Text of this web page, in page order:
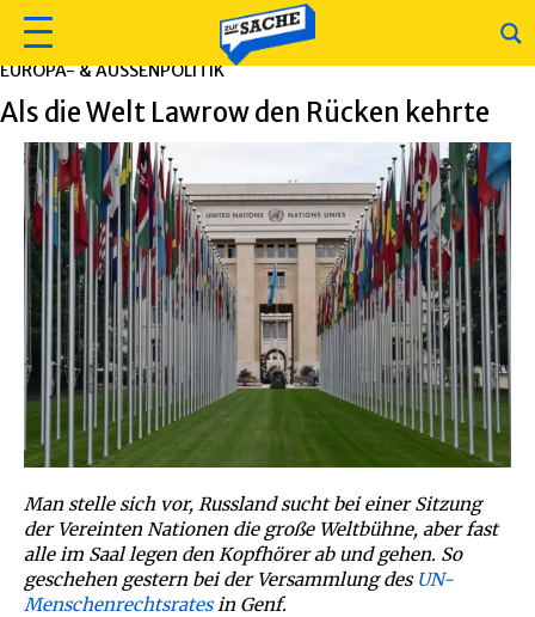
EUROPA- & AUSSENPOLITIK
Als die Welt Lawrow den Rücken kehrte
Man stelle sich vor, Russland sucht bei einer Sitzung
der Vereinten Nationen die große Weltbühne, aber fast
alle im Saal legen den Kopfhörer ab und gehen. So
geschehen gestern bei der Versammlung des UN-
Menschenrechtsratesin Genf.